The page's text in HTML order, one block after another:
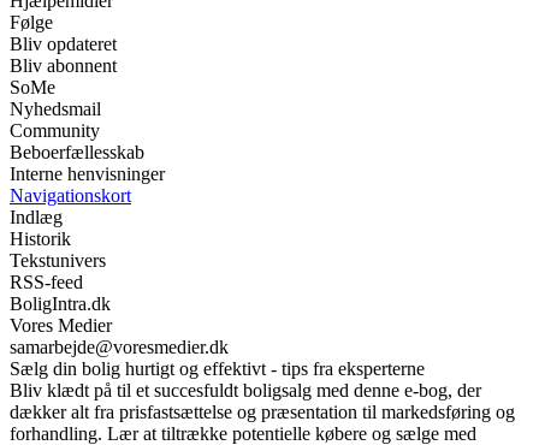
Følge
Bliv opdateret
Bliv abonnent
SoMe
Nyhedsmail
Community
Beboerfællesskab
Interne henvisninger
Navigationskort
Indlæg
Historik
Tekstunivers
RSS-feed
BoligIntra.dk
Vores Medier
samarbejde@voresmedier.dk
Sælg din bolig hurtigt og effektivt - tips fra eksperterne
Bliv klædt på til et succesfuldt boligsalg med denne e-bog, der
dækker alt fra prisfastsættelse og præsentation til markedsføring og
forhandling. Lær at tiltrække potentielle købere og sælge med